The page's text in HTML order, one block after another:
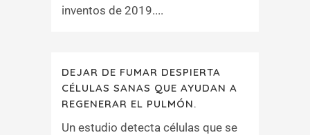
inventos de 2019....
DEJAR DE FUMAR DESPIERTA
CÉLULAS SANAS QUE AYUDAN A
REGENERAR EL PULMÓN.
Un estudio detecta células que se